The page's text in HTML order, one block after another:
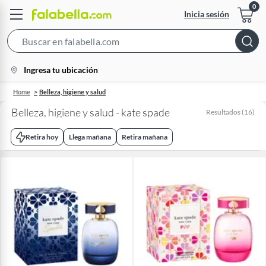
Inicia sesión
Bar
location-
icon
Ingresa tu ubicación
Home Belleza, higiene y salud
Belleza, higiene y salud - kate spade Resultados (16)
Retira hoy Llega mañana Retira mañana